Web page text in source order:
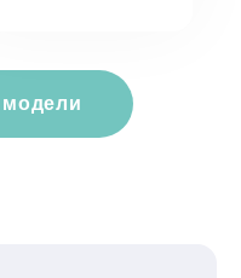
модели